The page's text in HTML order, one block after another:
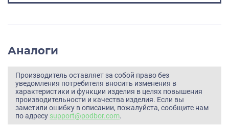
Аналоги
Производитель оставляет за собой право без
уведомления потребителя вносить изменения в
характеристики и функции изделия в целях повышения
производительности и качества изделия. Если вы
заметили ошибку в описании, пожалуйста, сообщите нам
по адресу support@podbor.com.